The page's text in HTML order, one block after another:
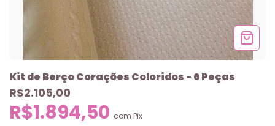
Kit de Berço Corações Coloridos - 6 Peças
R$2.105,00
R$1.894,50 com Pix